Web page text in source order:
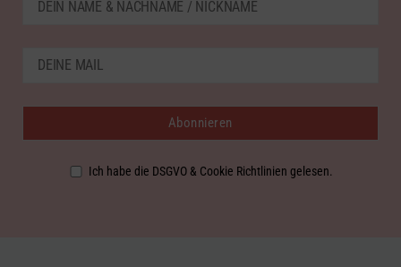
Ich habe die DSGVO & Cookie Richtlinien gelesen.